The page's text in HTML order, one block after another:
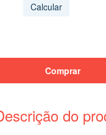
Calcular
do